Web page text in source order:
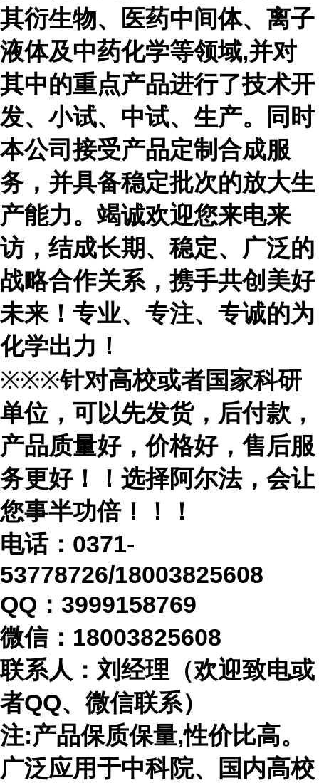
其衍生物、医药中间体、离子
液体及中药化学等领域,并对
其中的重点产品进行了技术开
发、小试、中试、生产。同时
本公司接受产品定制合成服
务，并具备稳定批次的放大生
产能力。竭诚欢迎您来电来
访，结成长期、稳定、广泛的
战略合作关系，携手共创美好
未来！专业、专注、专诚的为
化学出力！
※※※针对高校或者国家科研
单位，可以先发货，后付款，
产品质量好，价格好，售后服
务更好！！选择阿尔法，会让
您事半功倍！！！
电话： 0371-
53778726/18003825608
QQ：3999158769
微信： 18003825608
联系人：刘经理（欢迎致电或
者QQ、微信联系）
注:产品保质保量,性价比高。
广泛应用于中科院、国内高校